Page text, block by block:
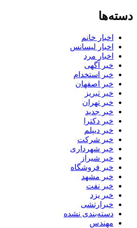
دسته‌ها
اخبار خانم
اخبار لیسانس
اخبار مرد
خبر آگهی
خبر استخدام
خبر اصفهان
خبر تبریز
خبر تهران
خبر جدید
خبر دکترا
خبر دیپلم
خبر شرکت
خبر شهرداری
خبر شیراز
خبر فروشگاه
خبر مشهد
خبر نفت
خبر یزد
خبرارتشی
دسته‌بندی نشده
مهندس